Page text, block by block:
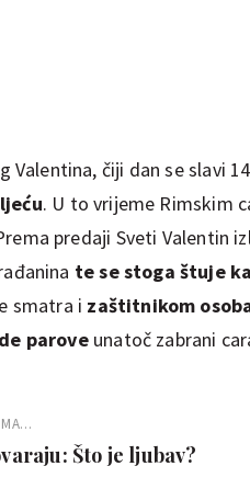
Valentina, čiji dan se slavi
. U to vrijeme Rimskim
predaji Sveti Valentin
te se stoga štuje
smatra i zaštitnikom
paroveunatoč zabrani
Što je ljubav?